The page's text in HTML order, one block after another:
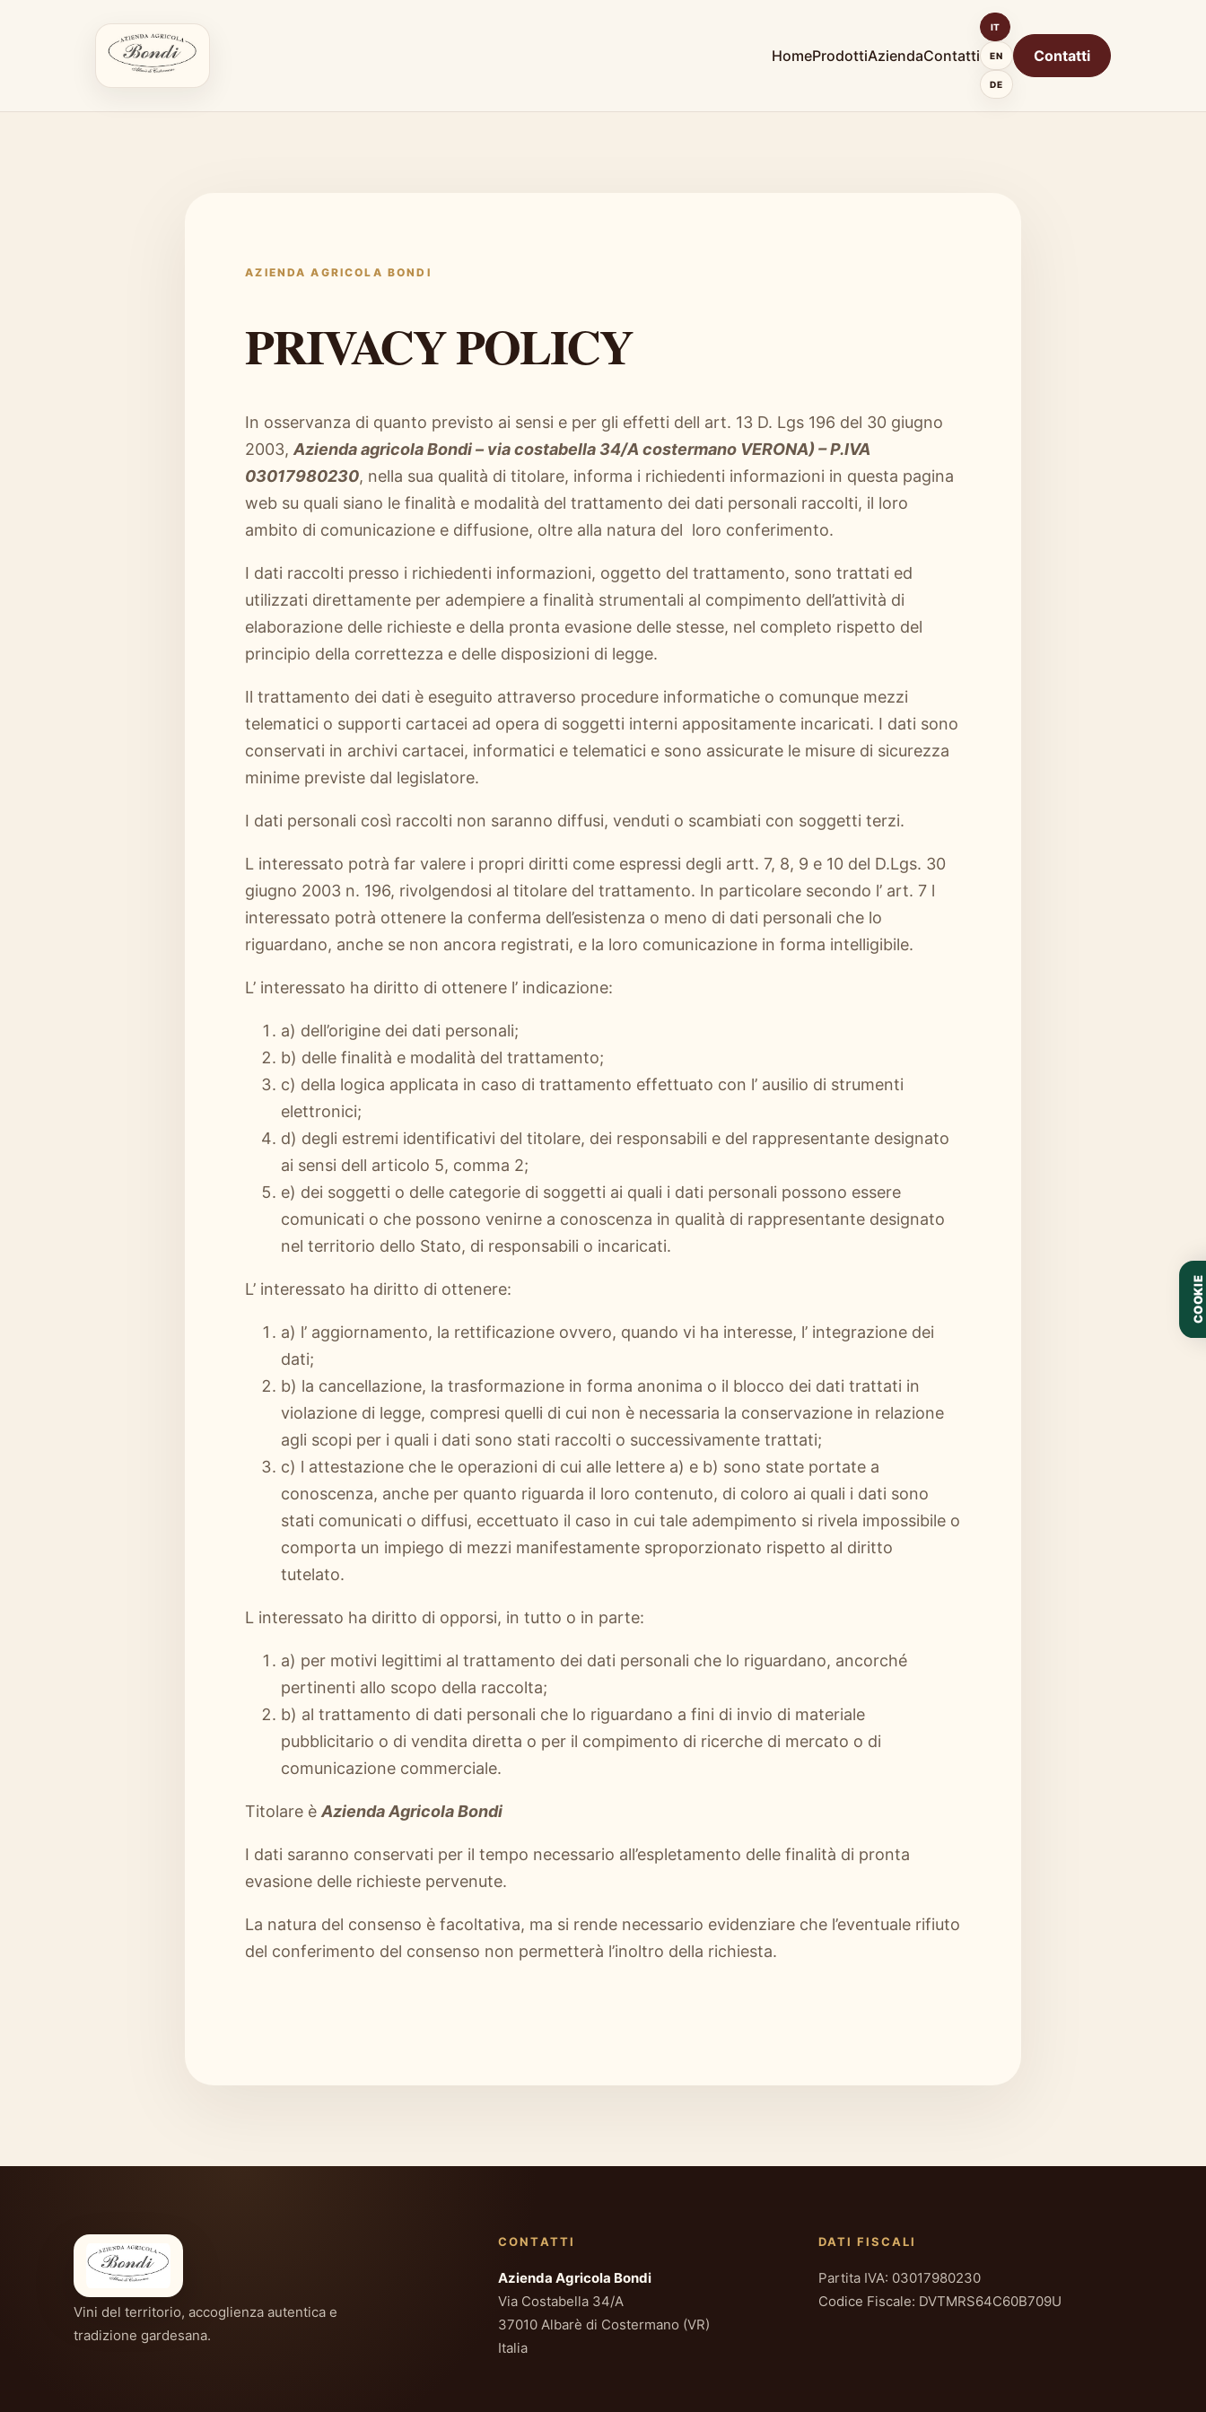
HomeProdottiAziendaContatti
IT
EN
DE
Contatti
AZIENDA AGRICOLA BONDI
PRIVACY POLICY
In osservanza di quanto previsto ai sensi e per gli effetti dell art. 13 D. Lgs 196 del 30 giugno
2003,Azienda agricola Bondi – via costabella 34/A costermano VERONA) – P.IVA
03017980230, nella sua qualità di titolare, informa i richiedenti informazioni in questa pagina
web su quali siano le finalità e modalità del trattamento dei dati personali raccolti, il loro
ambito di comunicazione e diffusione, oltre alla natura del loro conferimento.
I dati raccolti presso i richiedenti informazioni, oggetto del trattamento, sono trattati ed
utilizzati direttamente per adempiere a finalità strumentali al compimento dell’attività di
elaborazione delle richieste e della pronta evasione delle stesse, nel completo rispetto del
principio della correttezza e delle disposizioni di legge.
Il trattamento dei dati è eseguito attraverso procedure informatiche o comunque mezzi
telematici o supporti cartacei ad opera di soggetti interni appositamente incaricati. I dati sono
conservati in archivi cartacei, informatici e telematici e sono assicurate le misure di sicurezza
minime previste dal legislatore.
I dati personali così raccolti non saranno diffusi, venduti o scambiati con soggetti terzi.
L interessato potrà far valere i propri diritti come espressi degli artt. 7, 8, 9 e 10 del D.Lgs. 30
giugno 2003 n. 196, rivolgendosi al titolare del trattamento. In particolare secondo l’ art. 7 l
interessato potrà ottenere la conferma dell’esistenza o meno di dati personali che lo
riguardano, anche se non ancora registrati, e la loro comunicazione in forma intelligibile.
L’ interessato ha diritto di ottenere l’ indicazione:
a) dell’origine dei dati personali;
b) delle finalità e modalità del trattamento;
c) della logica applicata in caso di trattamento effettuato con l’ ausilio di strumenti
elettronici;
d) degli estremi identificativi del titolare, dei responsabili e del rappresentante designato
ai sensi dell articolo 5, comma 2;
e) dei soggetti o delle categorie di soggetti ai quali i dati personali possono essere
comunicati o che possono venirne a conoscenza in qualità di rappresentante designato
nel territorio dello Stato, di responsabili o incaricati.
L’ interessato ha diritto di ottenere:
a) l’ aggiornamento, la rettificazione ovvero, quando vi ha interesse, l’ integrazione dei
dati;
b) la cancellazione, la trasformazione in forma anonima o il blocco dei dati trattati in
violazione di legge, compresi quelli di cui non è necessaria la conservazione in relazione
agli scopi per i quali i dati sono stati raccolti o successivamente trattati;
c) l attestazione che le operazioni di cui alle lettere a) e b) sono state portate a
conoscenza, anche per quanto riguarda il loro contenuto, di coloro ai quali i dati sono
stati comunicati o diffusi, eccettuato il caso in cui tale adempimento si rivela impossibile o
comporta un impiego di mezzi manifestamente sproporzionato rispetto al diritto
tutelato.
L interessato ha diritto di opporsi, in tutto o in parte:
a) per motivi legittimi al trattamento dei dati personali che lo riguardano, ancorché
pertinenti allo scopo della raccolta;
b) al trattamento di dati personali che lo riguardano a fini di invio di materiale
pubblicitario o di vendita diretta o per il compimento di ricerche di mercato o di
comunicazione commerciale.
Titolare èAzienda Agricola Bondi
I dati saranno conservati per il tempo necessario all’espletamento delle finalità di pronta
evasione delle richieste pervenute.
La natura del consenso è facoltativa, ma si rende necessario evidenziare che l’eventuale rifiuto
del conferimento del consenso non permetterà l’inoltro della richiesta.
Vini del territorio, accoglienza autentica e
tradizione gardesana.
CONTATTI
Azienda Agricola Bondi
Via Costabella 34/A
37010 Albarè di Costermano (VR)
Italia
DATI FISCALI
Partita IVA: 03017980230
Codice Fiscale: DVTMRS64C60B709U
COOKIE